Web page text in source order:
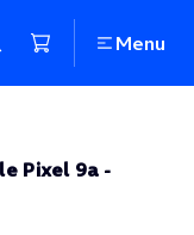
Menu
Pixel 9a -